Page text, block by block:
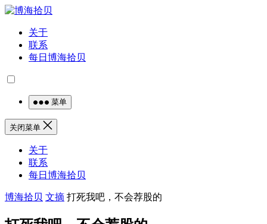
关于
联系
每日博海拾贝
菜单
关闭菜单
关于
联系
每日博海拾贝
博海拾贝 文摘 打死我吧，不会荐股的